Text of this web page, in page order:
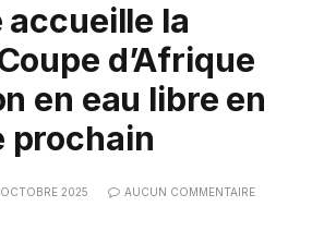
accueille la
d’Afrique
en eau libre en
prochain
2025 AUCUN COMMENTAIRE